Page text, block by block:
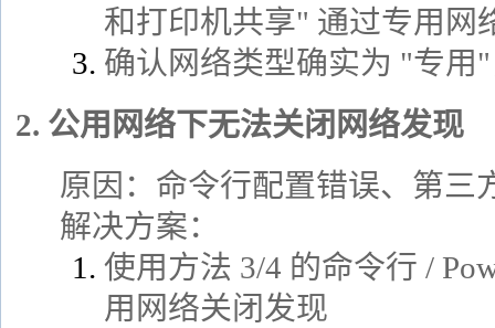
和打印机共享" 通过专用网
确认网络类型确实为 "专用
2. 公用网络下无法关闭网络发现
原因：命令行配置错误、第三
解决方案：
使用方法 3/4 的命令行 /
用网络关闭发现